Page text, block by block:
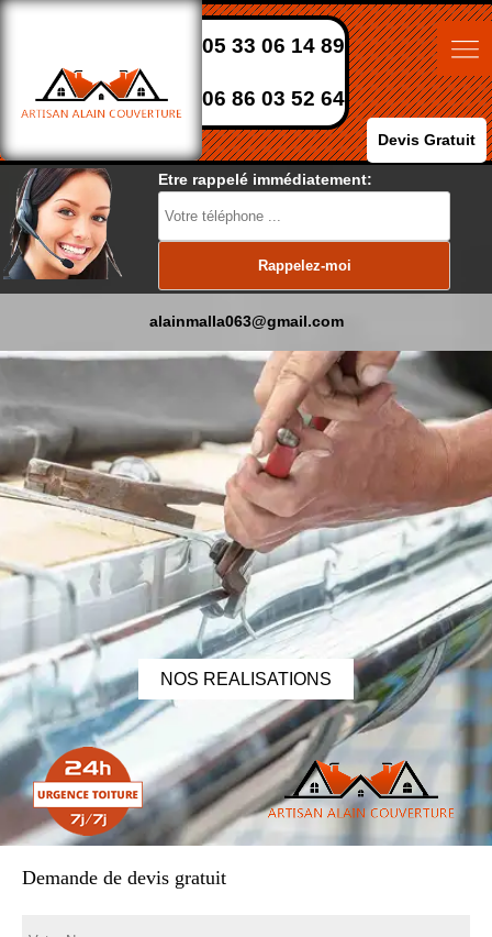
05 33 06 14 89
06 86 03 52 64
Devis Gratuit
Etre rappelé immédiatement:
alainmalla063@gmail.com
NOS REALISATIONS
Demande de devis gratuit